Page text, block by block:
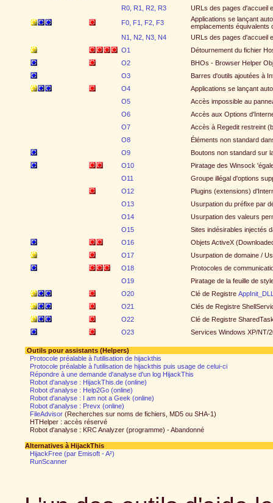
R0, R1, R2, R3
URLs des pages d'accueil
F0, F1, F2, F3
Applications se lançant
emplacements équivalents
N1, N2, N3, N4
URLs des pages d'accueil
O1
Détournement du fichier
O2
BHOs - Browser Helper
O3
Barres d'outils ajoutées à
O4
Applications se lançant
O5
Accès impossible au
O6
Accès aux Options
O7
Accès à Regedit restreint
O8
Éléments non standard
O9
Boutons non standard sur
O10
Piratage des Winsock
O11
Groupe illégal d'options
O12
Plugins (extensions)
O13
Usurpation du préfixe par
O14
Usurpation des valeurs
O15
Sites indésirables injectés
O16
Objets ActiveX
O17
Usurpation de domaine /
O18
Protocoles de
O19
Piratage de la feuille de
O20
Clé de Registre
O21
Clés de Registre
O22
Clé de Registre
O23
Services Windows XP/NT/
Outils pour assistants (Helpers)
Protocole préalable à l'utilisation de hijackthis
Protocole préalable à l'utilisation de hijackthis puis usage de celui-ci
Répondre à une demande d'analyse d'un log HijackThis
Robot d'analyse : HijackThis.de (online)
Robot d'analyse : Help2Go (online)
Robot d'analyse : I am not a Geek (online)
Robot d'analyse : Prevx (online)
FileAdvisor (Recherches sur noms de fichiers, MD5 ou SHA-1)
HTHelper : accès réservé
Robot d'analyse : KRC Analyzer (programme) - Abandonné
Alternatives à HijackThis
HijackFree (par Emisoft - A²)
RunScanner